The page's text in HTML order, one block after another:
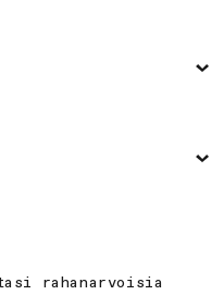
rahanarvoisia